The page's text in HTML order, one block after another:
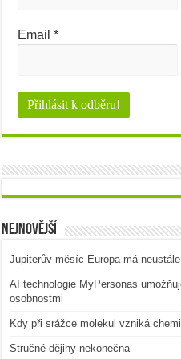
Email*
Nejnovější
Jupiterův měsíc Europa má
AI technologie MyPersonas
osobnostmi
Kdy při srážce molekul vzniká
Stručné dějiny nekonečna